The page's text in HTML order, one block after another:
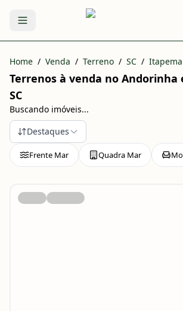
Abrir menu
Home / Venda / Terreno / SC / Itapema
Terrenos à venda no
SC
Buscando imóveis...
Destaques
Frente Mar Quadra Mar